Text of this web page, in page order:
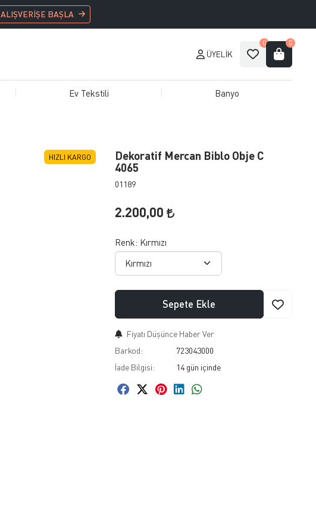
ALIŞVERİŞE BAŞLA
ÜYELIK
0 0
Ev Tekstili Banyo
HIZLI KARGO
Dekoratif Mercan Biblo Obje C
4065
01189
2.200,00
Renk: Kırmızı
Sepete Ekle
Fiyatı Düşünce Haber Ver
Barkod:
723043000
İade Bilgisi: